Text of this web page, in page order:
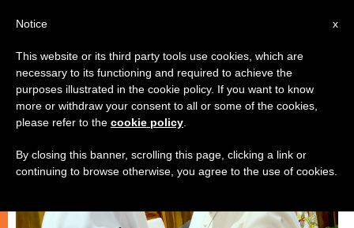
كنيسة محليّة
x
Notice
This website or its third party tools use cookies, which are
necessary to its functioning and required to achieve the
purposes illustrated in the cookie policy. If you want to know
more or withdraw your consent to all or some of the cookies,
please refer to the cookie policy
By closing this banner, scrolling this page, clicking a link or
continuing to browse otherwise, you agree to the use of cookies.